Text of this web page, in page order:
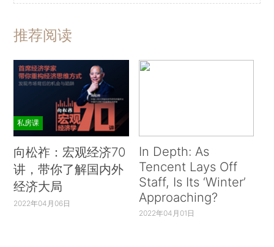
推荐阅读
私房课
向松祚：宏观经济70
讲，带你了解国内外
经济大局
2022年04月06日
In Depth: As
Tencent Lays Off
Staff, Is Its ‘Winter’
Approaching?
2022年04月01日